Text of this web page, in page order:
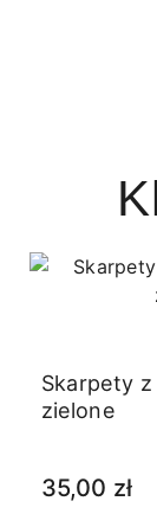
Skarpety z
zielone
35,00 zł